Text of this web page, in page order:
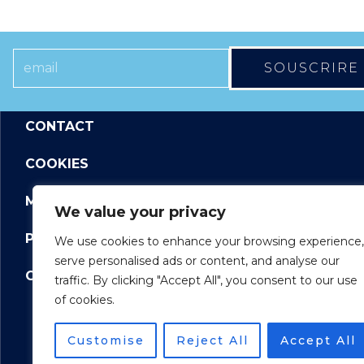
We value your privacy
We use cookies to enhance your browsing experience,
serve personalised ads or content, and analyse our
traffic. By clicking "Accept All", you consent to our use
of cookies.
Customise Reject All Accept All
SOUSCRIRE
CONTACT
COOKIES
MENTIONS LEGALES
POLITIQUE DE CONFIDENTIALITE
CONDITIONS GENERALES DE VENTE